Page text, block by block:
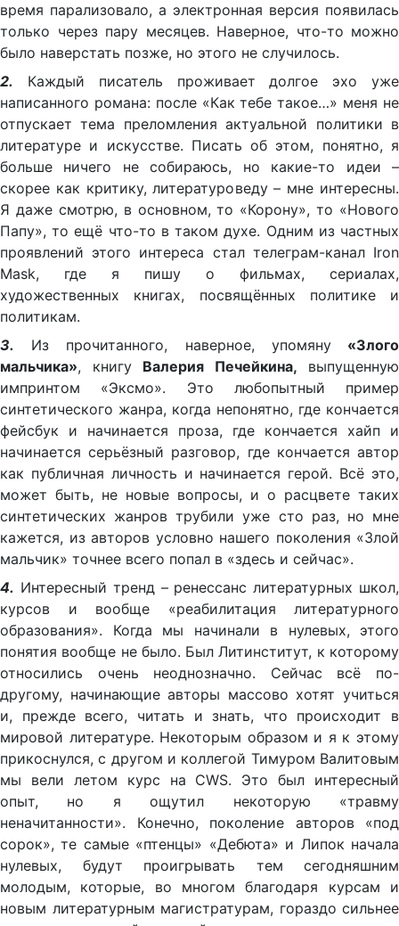
время парализовало, а электронная версия появилась
только через пару месяцев. Наверное, что-то можно
было наверстать позже, но этого не случилось.
2.
Каждый писатель проживает долгое эхо уже
написанного романа: после «Как тебе такое…» меня не
отпускает тема преломления актуальной политики в
литературе и искусстве. Писать об этом, понятно, я
больше ничего не собираюсь, но какие-то идеи –
скорее как критику, литературоведу – мне интересны.
Я даже смотрю, в основном, то «Корону», то «Нового
Папу», то ещё что-то в таком духе. Одним из частных
проявлений этого интереса стал телеграм-канал Iron
Mask, где я пишу о фильмах, сериалах,
художественных книгах, посвящённых политике и
политикам.
3.
Из прочитанного, наверное, упомяну«Злого
мальчика», книгу Валерия Печейкина, выпущенную
импринтом «Эксмо». Это любопытный пример
синтетического жанра, когда непонятно, где кончается
фейсбук и начинается проза, где кончается хайп и
начинается серьёзный разговор, где кончается автор
как публичная личность и начинается герой. Всё это,
может быть, не новые вопросы, и о расцвете таких
синтетических жанров трубили уже сто раз, но мне
кажется, из авторов условно нашего поколения «Злой
мальчик» точнее всего попал в «здесь и сейчас».
4. Интересный тренд – ренессанс литературных школ,
курсов и вообще «реабилитация литературного
образования». Когда мы начинали в нулевых, этого
понятия вообще не было. Был Литинститут, к которому
относились очень неоднозначно. Сейчас всё по-
другому, начинающие авторы массово хотят учиться
и, прежде всего, читать и знать, что происходит в
мировой литературе. Некоторым образом и я к этому
прикоснулся, с другом и коллегой Тимуром Валитовым
мы вели летом курс на CWS. Это был интересный
опыт, но я ощутил некоторую «травму
неначитанности». Конечно, поколение авторов «под
сорок», те самые «птенцы» «Дебюта» и Липок начала
нулевых, будут проигрывать тем сегодняшним
молодым, которые, во многом благодаря курсам и
новым литературным магистратурам, гораздо сильнее